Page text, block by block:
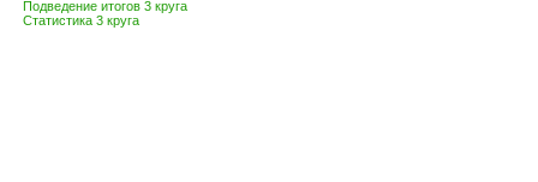
Подведение итогов 3 круга
Статистика 3 круга